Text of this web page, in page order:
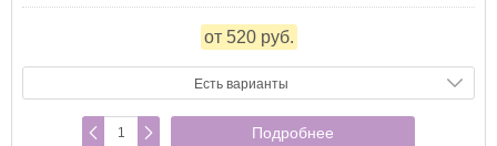
от 520 руб.
Есть варианты
Подробнее